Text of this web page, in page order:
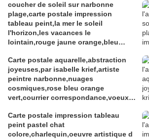
coucher de soleil sur narbonne
plage,carte postale impression
tableau peint,la mer le soleil
l'horizon,les vacances le
lointain,rouge jaune orange,bleu
Carte postale aquarelle,abstraction
joyeuses,par isabelle krief,artiste
peintre narbonne,nuages
cosmiques,rose bleu orange
vert,courrier correspondance,voeux
anniversaires,amour amitie famille,art
moderne abstrait
Carte postale impression tableau
peint pastel chat
colore,charlequin,oeuvre artistique d